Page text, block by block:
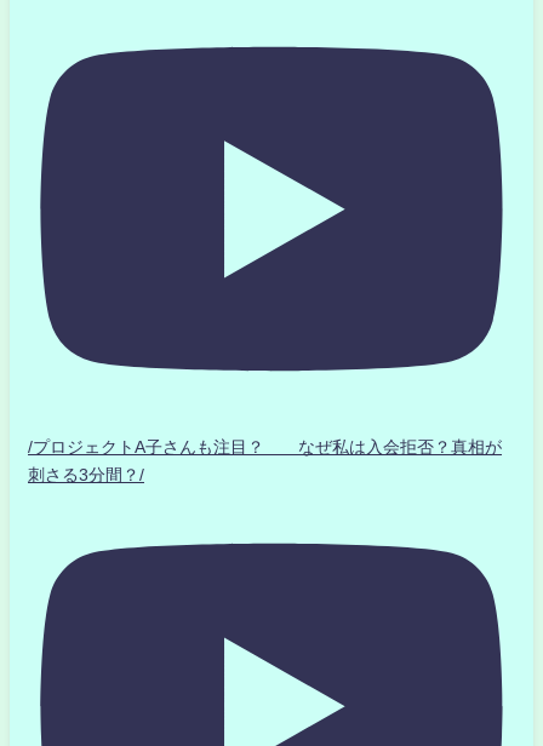
/プロジェクトA子さんも注目？ なぜ私は入会拒否？真相が
刺さる3分間？/